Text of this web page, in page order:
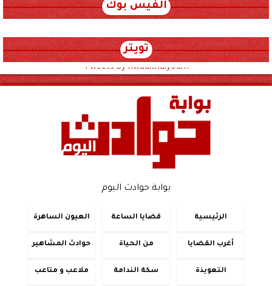
الفيس بوك
تويتر
Tweets by hwadithalyoum
بوابة حوادث اليوم
الرئيسية قضايا الساعة العيون الساهرة
أغرب القضايا من الحياة حوادث المشاهير
التعويذة سكة الندامة ملاعب و متاعب